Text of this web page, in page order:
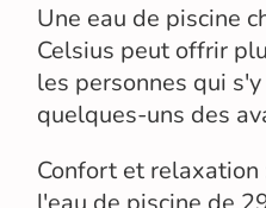
Une eau de piscine
Celsius peut offrir
les personnes qui
quelques-uns des
Confort et